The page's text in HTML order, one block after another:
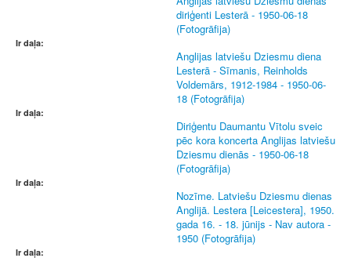
diriģenti Lesterā - 1950-06-18
(Fotogrāfija)
Ir daļa:
Anglijas latviešu Dziesmu diena
Lesterā - Sīmanis, Reinholds
Voldemārs, 1912-1984 - 1950-06-
18 (Fotogrāfija)
Ir daļa:
Diriģentu Daumantu Vītolu sveic
pēc kora koncerta Anglijas latviešu
Dziesmu dienās - 1950-06-18
(Fotogrāfija)
Ir daļa:
Nozīme. Latviešu Dziesmu dienas
Anglijā. Lestera [Leicestera], 1950.
gada 16. - 18. jūnijs - Nav autora -
1950 (Fotogrāfija)
Ir daļa: